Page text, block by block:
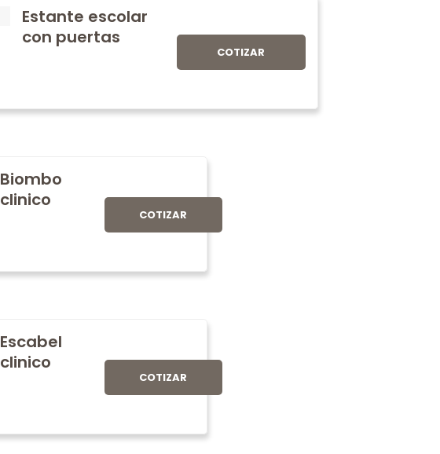
Estante escolar
con puertas
COTIZAR
Biombo
clinico
COTIZAR
Escabel
clinico
COTIZAR